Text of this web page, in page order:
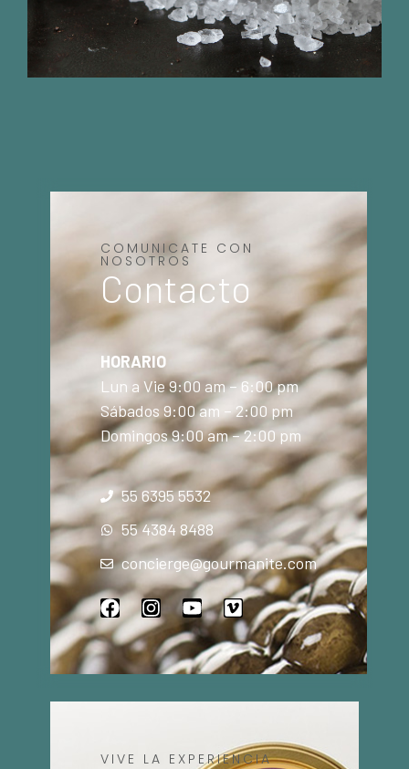
COMUNICATE CON
NOSOTROS
Contacto
HORARIO
Lun a Vie 9:00 am – 6:00 pm
Sábados 9:00 am – 2:00 pm
Domingos 9:00 am – 2:00 pm
55 6395 5532
55 4384 8488
concierge@gourmanite.com
VIVE LA EXPERIENCIA